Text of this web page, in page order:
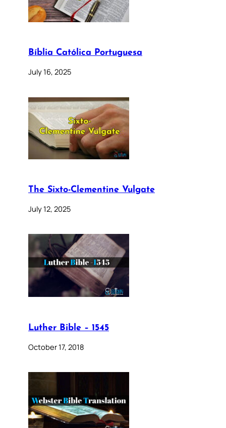
Bíblia Católica Portuguesa
July 16, 2025
The Sixto-Clementine Vulgate
July 12, 2025
Luther Bible – 1545
October 17, 2018